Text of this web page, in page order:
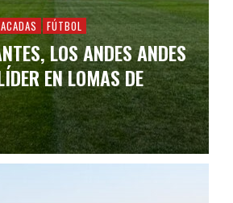
FÚTBOL
LOS ANDES ANDES
EN LOMAS DE